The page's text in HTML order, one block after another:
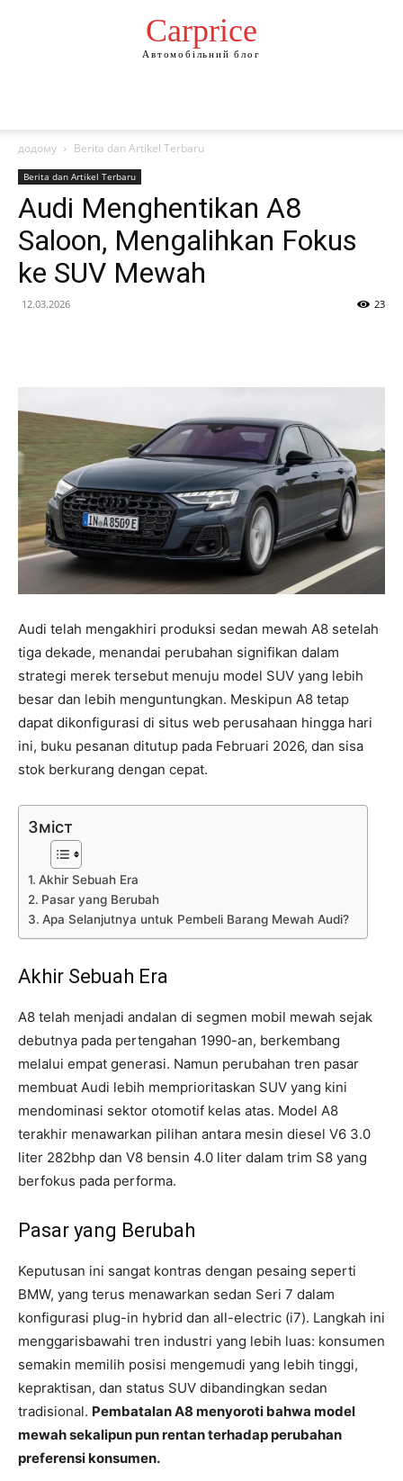
Сarprice
Автомобільний блог
додому Berita dan Artikel Terbaru
Berita dan Artikel Terbaru
Audi Menghentikan A8
Saloon, Mengalihkan Fokus
ke SUV Mewah
12.03.2026 23
Audi telah mengakhiri produksi sedan mewah A8 setelah
tiga dekade, menandai perubahan signifikan dalam
strategi merek tersebut menuju model SUV yang lebih
besar dan lebih menguntungkan. Meskipun A8 tetap
dapat dikonfigurasi di situs web perusahaan hingga hari
ini, buku pesanan ditutup pada Februari 2026, dan sisa
stok berkurang dengan cepat.
Зміст
Akhir Sebuah Era
Pasar yang Berubah
Apa Selanjutnya untuk Pembeli Barang Mewah Audi?
Akhir Sebuah Era
A8 telah menjadi andalan di segmen mobil mewah sejak
debutnya pada pertengahan 1990-an, berkembang
melalui empat generasi. Namun perubahan tren pasar
membuat Audi lebih memprioritaskan SUV yang kini
mendominasi sektor otomotif kelas atas. Model A8
terakhir menawarkan pilihan antara mesin diesel V6 3.0
liter 282bhp dan V8 bensin 4.0 liter dalam trim S8 yang
berfokus pada performa.
Pasar yang Berubah
Keputusan ini sangat kontras dengan pesaing seperti
BMW, yang terus menawarkan sedan Seri 7 dalam
konfigurasi plug-in hybrid dan all-electric (i7). Langkah ini
menggarisbawahi tren industri yang lebih luas: konsumen
semakin memilih posisi mengemudi yang lebih tinggi,
kepraktisan, dan status SUV dibandingkan sedan
tradisional. Pembatalan A8 menyoroti bahwa model
mewah sekalipun pun rentan terhadap perubahan
preferensi konsumen.